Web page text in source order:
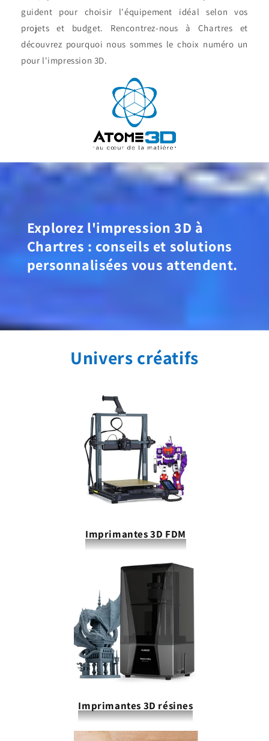
guident pour choisir l'équipement idéal selon vos
projets et budget. Rencontrez-nous à Chartres et
découvrez pourquoi nous sommes le choix numéro un
pour l'impression 3D.
Explorez l'impression 3D à
Chartres : conseils et solutions
personnalisées vous attendent.
Univers créatifs
Imprimantes 3D FDM
Imprimantes 3D résines